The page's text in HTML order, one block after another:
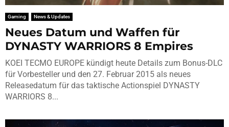
Gaming News & Updates
Neues Datum und Waffen für
DYNASTY WARRIORS 8 Empires
KOEI TECMO EUROPE kündigt heute Details zum Bonus-DLC
für Vorbesteller und den 27. Februar 2015 als neues
Releasedatum für das taktische Actionspiel DYNASTY
WARRIORS 8...